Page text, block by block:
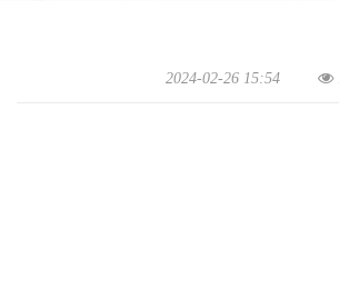
2024-02-26 15:54